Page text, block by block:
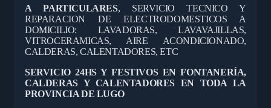
A PARTICULARES, SERVICIO TECNICO Y
REPARACION DE ELECTRODOMESTICOS A
DOMICILIO: LAVADORAS, LAVAVAJILLAS,
VITROCERAMICAS, AIRE ACONDICIONADO,
CALDERAS, CALENTADORES, ETC
SERVICIO 24HS Y FESTIVOS EN FONTANERÍA,
CALDERAS Y CALENTADORES EN TODA LA
PROVINCIA DE LUGO